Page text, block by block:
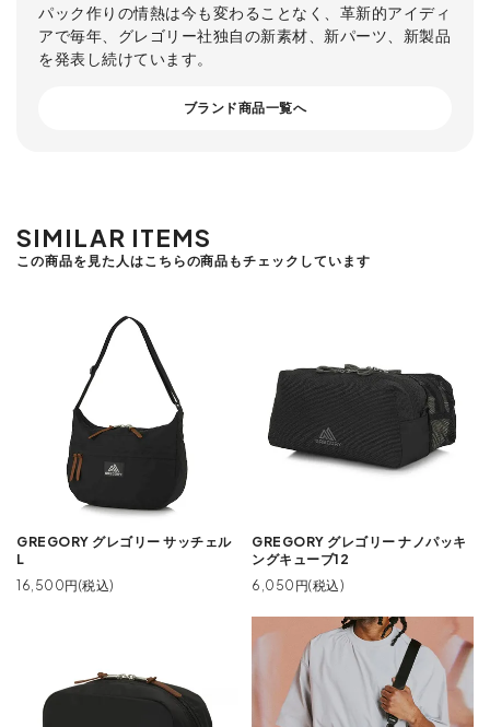
パック作りの情熱は今も変わることなく、革新的アイディ
アで毎年、グレゴリー社独自の新素材、新パーツ、新製品
を発表し続けています。
ブランド商品一覧へ
SIMILAR ITEMS
この商品を見た人はこちらの商品もチェックしています
GREGORY グレゴリー サッチェル
L
16,500円(税込)
GREGORY グレゴリー ナノパッキ
ングキューブ12
6,050円(税込)